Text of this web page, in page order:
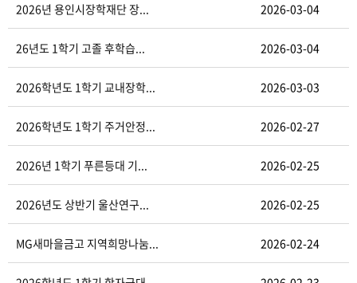
2026년 용인시장학재단 장... 2026-03-04
26년도 1학기 고졸 후학습... 2026-03-04
2026학년도 1학기 교내장학... 2026-03-03
2026학년도 1학기 주거안정... 2026-02-27
2026년 1학기 푸른등대 기... 2026-02-25
2026년도 상반기 울산연구... 2026-02-25
MG새마을금고 지역희망나눔... 2026-02-24